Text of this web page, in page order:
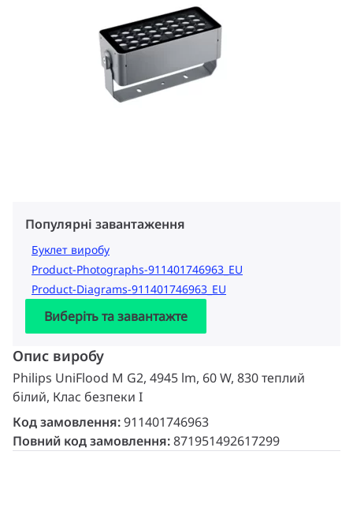
Популярні завантаження
Буклет виробу
Product-Photographs-911401746963_EU
Product-Diagrams-911401746963_EU
Виберіть та завантажте
Опис виробу
Philips UniFlood M G2, 4945 lm, 60 W, 830 теплий
білий, Клас безпеки I
Код замовлення:911401746963
Повний код замовлення:871951492617299